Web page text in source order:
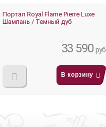
Портал Royal Flame Pierre Luxe
Шампань / Темный дуб
33 590руб.
В корзину